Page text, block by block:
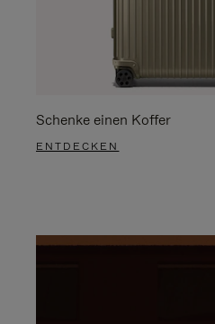
Schenke einen Koffer
ENTDECKEN